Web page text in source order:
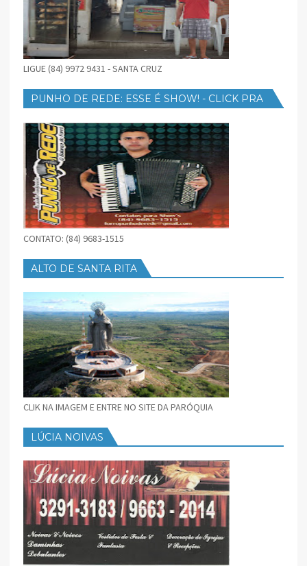
LIGUE (84) 9972 9431 - SANTA CRUZ
PUNHO DE REDE: ESSE É SHOW! - CLICK PRA
CONTATO: (84) 9683-1515
ALTO DE SANTA RITA
CLIK NA IMAGEM E ENTRE NO SITE DA PARÓQUIA
LÚCIA NOIVAS